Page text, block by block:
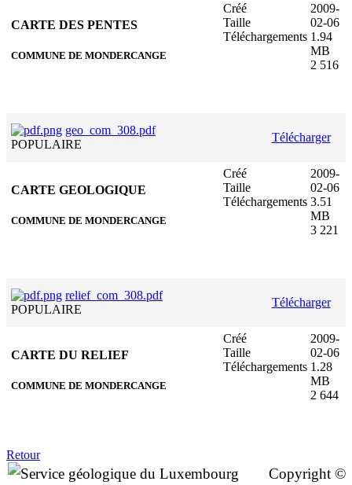
CARTE DES PENTES
COMMUNE DE MONDERCANGE
Créé
Taille
Téléchargements
2009-
02-06
1.94
MB
2 516
geo_com_308.pdf
POPULAIRE
Télécharger
CARTE GEOLOGIQUE
COMMUNE DE MONDERCANGE
Créé
Taille
Téléchargements
2009-
02-06
3.51
MB
3 221
relief_com_308.pdf
POPULAIRE
Télécharger
CARTE DU RELIEF
COMMUNE DE MONDERCANGE
Créé
Taille
Téléchargements
2009-
02-06
1.28
MB
2 644
Retour
Copyright ©